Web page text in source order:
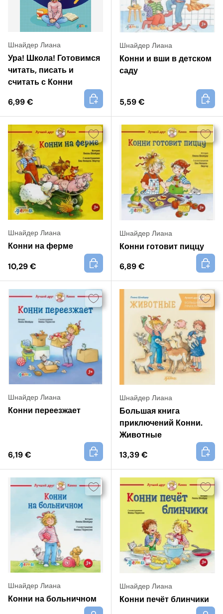
Шнайдер Лиана
Ура! Школа! Готовимся
читать, писать и
считать с Конни
6,99 €
+
Шнайдер Лиана
Конни и вши в детском
саду
5,59 €
+
Шнайдер Лиана
Конни на ферме
10,29 €
+
Шнайдер Лиана
Конни готовит пиццу
6,89 €
+
Шнайдер Лиана
Конни переезжает
6,19 €
+
Шнайдер Лиана
Большая книга
приключений Конни.
Животные
13,39 €
+
Шнайдер Лиана
Конни на больничном
Шнайдер Лиана
Конни печёт блинчики